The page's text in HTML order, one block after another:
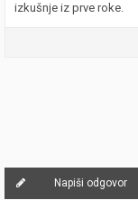
izkušnje iz prve roke.
Napiši odgovor